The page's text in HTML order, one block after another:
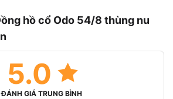
hồ cổ Odo 54/8 thùng nu
5.0
ĐÁNH GIÁ TRUNG BÌNH